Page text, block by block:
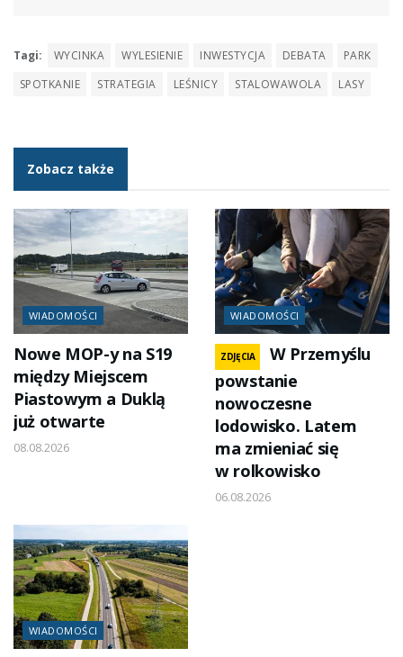
Tagi: WYCINKA WYLESIENIE INWESTYCJA DEBATA
PARK
SPOTKANIE
STRATEGIA LEŚNICY STALOWAWOLA LASY
Zobacz także
WIADOMOŚCI
Nowe MOP-y na S19
między Miejscem
Piastowym a Duklą
już otwarte
08.08.2026
WIADOMOŚCI
ZDJĘCIA
W Przemyślu
powstanie
nowoczesne
lodowisko. Latem
ma zmieniać się
w rolkowisko
06.08.2026
WIADOMOŚCI